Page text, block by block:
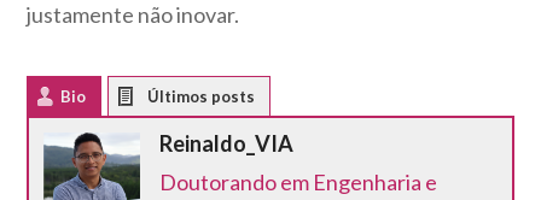
justamente não inovar.
Bio
Reinaldo_VIA
Doutorando em Engenharia e